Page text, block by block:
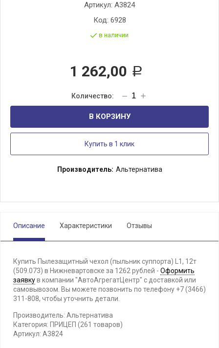
Артикул: А3824
Код: 6928
в наличии
1 262,00 Р
В КОРЗИНУ
Купить в 1 клик
Производитель: Альтернатива
Описание Характеристики Отзывы
Купить Пылезащитный чехол (пыльник суппорта) L1, 12т
(509.073) в Нижневартовске за 1262 рублей - Оформить
заявкув компании "АвтоАгрегатЦентр" с доставкой или
самовывозом. Вы можете позвонить по телефону +7 (3466)
311-808, чтобы уточнить детали.
Производитель: Альтернатива
Категория: ПРИЦЕП (261 товаров)
Артикул: А3824